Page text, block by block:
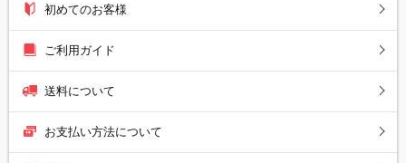
初めてのお客様
ご利用ガイド
送料について
お支払い方法について